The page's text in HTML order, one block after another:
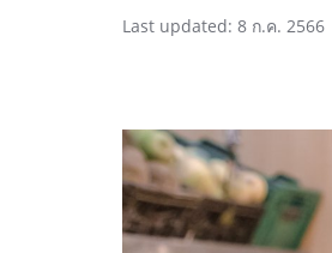
Last updated: 8 ก.ค. 2566